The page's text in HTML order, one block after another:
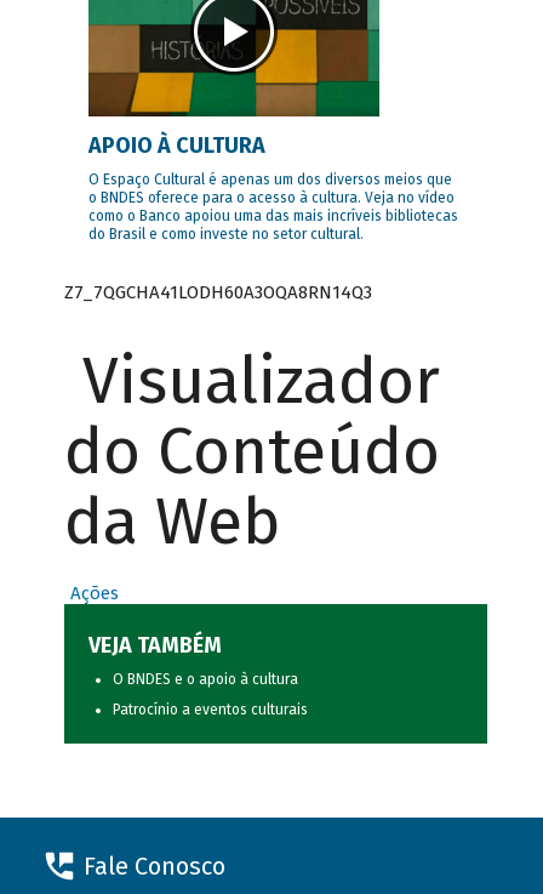
APOIO À CULTURA
O Espaço Cultural é apenas um dos diversos meios que
o BNDES oferece para o acesso à cultura. Veja no vídeo
como o Banco apoiou uma das mais incríveis bibliotecas
do Brasil e como investe no setor cultural.
Z7_7QGCHA41LODH60A3OQA8RN14Q3
Visualizador
do Conteúdo
da Web
Ações
VEJA TAMBÉM
O BNDES e o apoio à cultura
Patrocínio a eventos culturais
Fale Conosco